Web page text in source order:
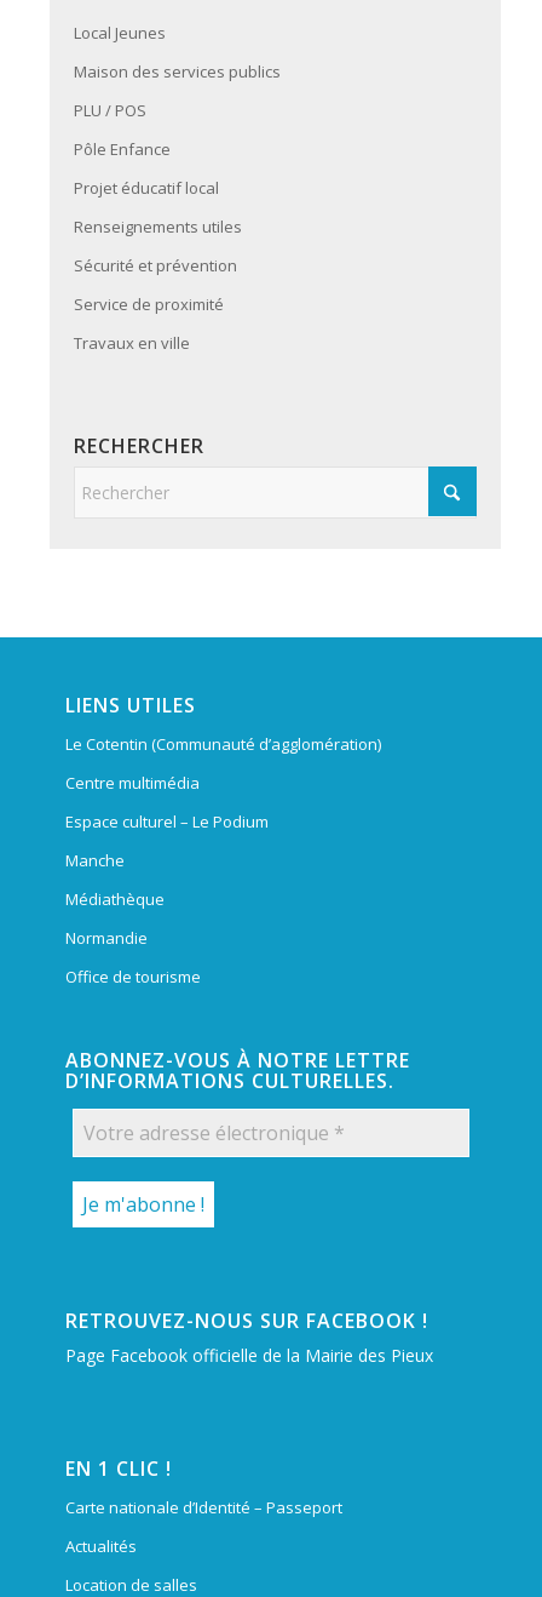
Local Jeunes
Maison des services publics
PLU / POS
Pôle Enfance
Projet éducatif local
Renseignements utiles
Sécurité et prévention
Service de proximité
Travaux en ville
RECHERCHER
LIENS UTILES
Le Cotentin (Communauté d’agglomération)
Centre multimédia
Espace culturel – Le Podium
Manche
Médiathèque
Normandie
Office de tourisme
ABONNEZ-VOUS À NOTRE LETTRE
D’INFORMATIONS CULTURELLES.
RETROUVEZ-NOUS SUR FACEBOOK !
Page Facebook officielle de la Mairie des Pieux
EN 1 CLIC !
Carte nationale d’Identité – Passeport
Actualités
Location de salles